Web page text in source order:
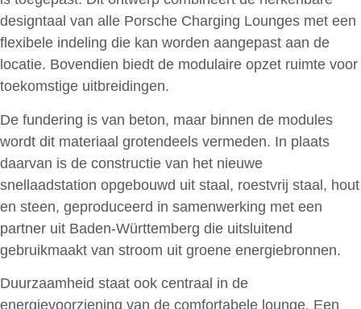
designtaal van alle Porsche Charging Lounges met een
flexibele indeling die kan worden aangepast aan de
locatie. Bovendien biedt de modulaire opzet ruimte voor
toekomstige uitbreidingen.
De fundering is van beton, maar binnen de modules
wordt dit materiaal grotendeels vermeden. In plaats
daarvan is de constructie van het nieuwe
snellaadstation opgebouwd uit staal, roestvrij staal, hout
en steen, geproduceerd in samenwerking met een
partner uit Baden-Württemberg die uitsluitend
gebruikmaakt van stroom uit groene energiebronnen.
Duurzaamheid staat ook centraal in de
energievoorziening van de comfortabele lounge. Een